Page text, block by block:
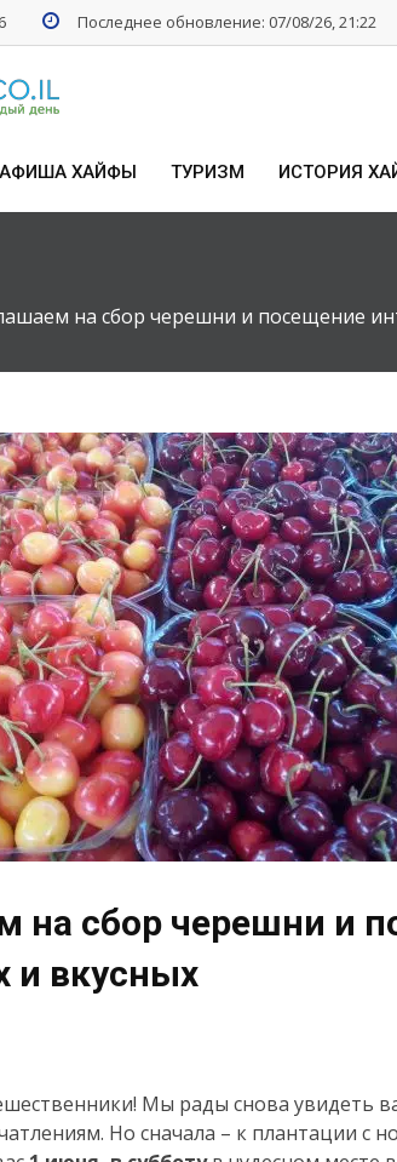
Последнее обновление: 07/08/26, 21:22
АФИША ХАЙФЫ ТУРИЗМ ИСТОРИЯ
на сбор черешни и посещение
на сбор черешни и
и вкусных
Мы рады снова увидеть
Но сначала – к плантации